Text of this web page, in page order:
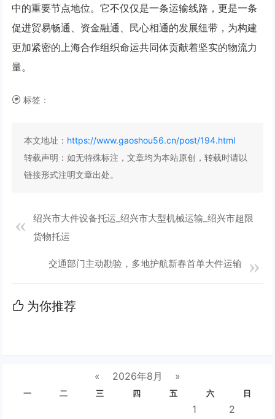
中的重要节点地位。它不仅仅是一条运输线路，更是一条
促进贸易畅通、资金融通、民心相通的发展纽带，为构建
更加紧密的上海合作组织命运共同体贡献着坚实的物流力
量。
标签：
本文地址： https://www.gaoshou56.cn/post/194.html
转载声明：如无特殊标注，文章均为本站原创，转载时请以
链接形式注明文章出处。
绍兴市大件设备托运_绍兴市大型机械运输_绍兴市超限
货物托运
交通部门主动勘验，多地护航新春首单大件运输
为你推荐
« 2026年8月 »
一 二 三 四 五 六 日
1
2